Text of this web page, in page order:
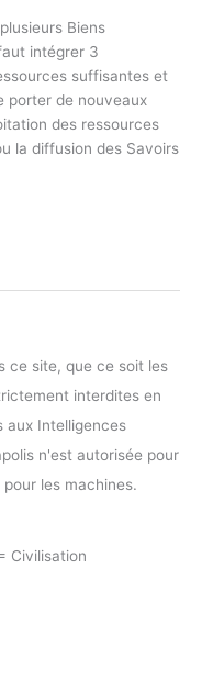
Biens
intégrer 3
suffisantes et
porter de nouveaux
des ressources
la diffusion des Savoirs
ce site, que ce soit les
interdites en
aux Intelligences
n'est autorisée pour
les machines.
Civilisation